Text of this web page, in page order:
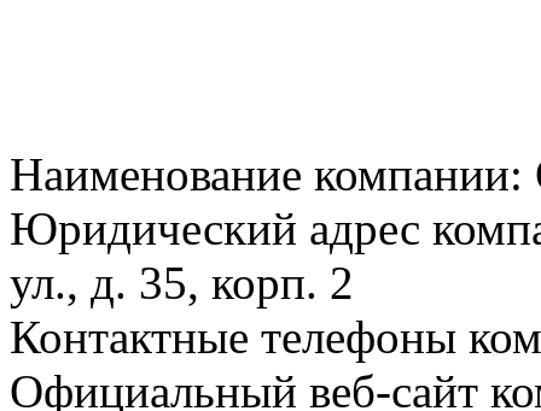
Наименование
Юридический адрес
ул., д. 35, корп. 2
Контактные телефоны
Официальный веб-сайт